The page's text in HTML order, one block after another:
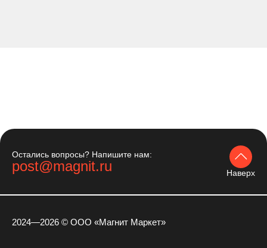
Остались вопросы? Напишите нам:
post@magnit.ru Наверх
2024—2026 © ООО «Магнит Маркет»